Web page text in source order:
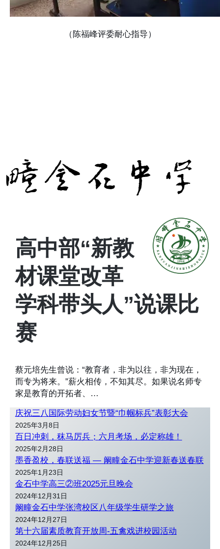
（陈福峰评委耐心指导）
高中部“新教
材课堂改革
学科带头人”说课比
赛
蔡元培先生曾说：“教育者，非为以往，非为现在，
而专为将来。”薪火相传，不知其尽。如果说名师专
家是教育的开拓者、…
庆祝三八国际劳动妇女节暨“巾帼标兵”表彰大会
2025年3月8日
百日冲刺，秣马厉兵；六月考场，必定称雄！
2025年2月28日
墨香盈校，春联送福 — 阚疃金石中学迎新春送春联
2025年1月23日
金石中学高三②班2025元旦晚会
2024年12月31日
阚疃金石中学张湾校区八年级学生研学之旅
2024年12月27日
第十六届素质教育开放周-五禽戏进校园活动
2024年12月25日